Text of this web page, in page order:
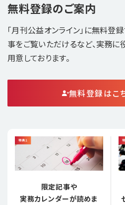
無料登録のご案内
「月刊公益オンライン」に無料登
事をご覧いただけるなど、実務
用意しております。
無料登録はこ
限定記事や
実務カレンダーが読めま